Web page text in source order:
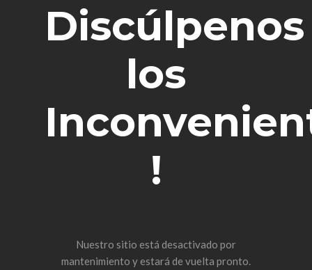
Discúlpenos
los
!
Nuestro sitio está desactivado por
mantenimiento yestará de vuelta pronto.